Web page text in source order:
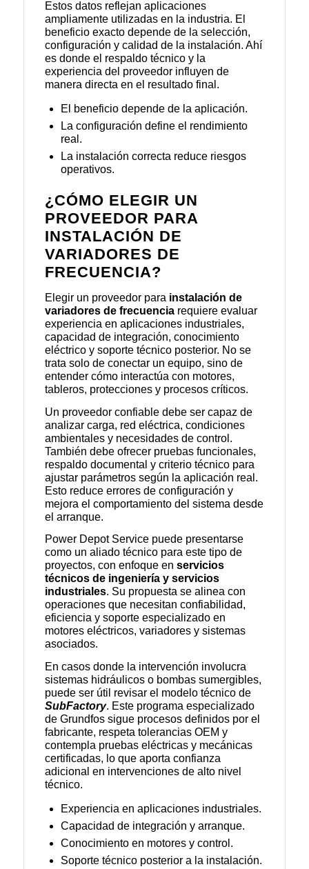
Estos datos reflejan aplicaciones
ampliamente utilizadas en la industria. El
beneficio exacto depende de la selección,
configuración y calidad de la instalación. Ahí
es donde el respaldo técnico y la
experiencia del proveedor influyen de
manera directa en el resultado final.
El beneficio depende de la aplicación.
La configuración define el rendimiento
real.
La instalación correcta reduce riesgos
operativos.
¿CÓMO ELEGIR UN
PROVEEDOR PARA
INSTALACIÓN DE
VARIADORES DE
FRECUENCIA?
Elegir un proveedor para instalación de
variadores de frecuenciarequiere evaluar
experiencia en aplicaciones industriales,
capacidad de integración, conocimiento
eléctrico y soporte técnico posterior. No se
trata solo de conectar un equipo, sino de
entender cómo interactúa con motores,
tableros, protecciones y procesos críticos.
Un proveedor confiable debe ser capaz de
analizar carga, red eléctrica, condiciones
ambientales y necesidades de control.
También debe ofrecer pruebas funcionales,
respaldo documental y criterio técnico para
ajustar parámetros según la aplicación real.
Esto reduce errores de configuración y
mejora el comportamiento del sistema desde
el arranque.
Power Depot Service puede presentarse
como un aliado técnico para este tipo de
proyectos, con enfoque en servicios
técnicos de ingeniería y servicios
industriales. Su propuesta se alinea con
operaciones que necesitan confiabilidad,
eficiencia y soporte especializado en
motores eléctricos, variadores y sistemas
asociados.
En casos donde la intervención involucra
sistemas hidráulicos o bombas sumergibles,
puede ser útil revisar el modelo técnico de
SubFactory. Este programa especializado
de Grundfos sigue procesos definidos por el
fabricante, respeta tolerancias OEM y
contempla pruebas eléctricas y mecánicas
certificadas, lo que aporta confianza
adicional en intervenciones de alto nivel
técnico.
Experiencia en aplicaciones industriales.
Capacidad de integración y arranque.
Conocimiento en motores y control.
Soporte técnico posterior a la instalación.